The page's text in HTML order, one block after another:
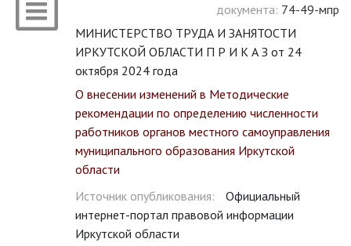
документа: 74-49-мпр
МИНИСТЕРСТВО ТРУДА И ЗАНЯТОСТИ
ИРКУТСКОЙ ОБЛАСТИ П Р И К А З от 24
октября 2024 года
О внесении изменений в Методические
рекомендации по определению численности
работников органов местного самоуправления
муниципального образования Иркутской
области
Источник опубликования:
Официальный
интернет-портал правовой информации
Иркутской области